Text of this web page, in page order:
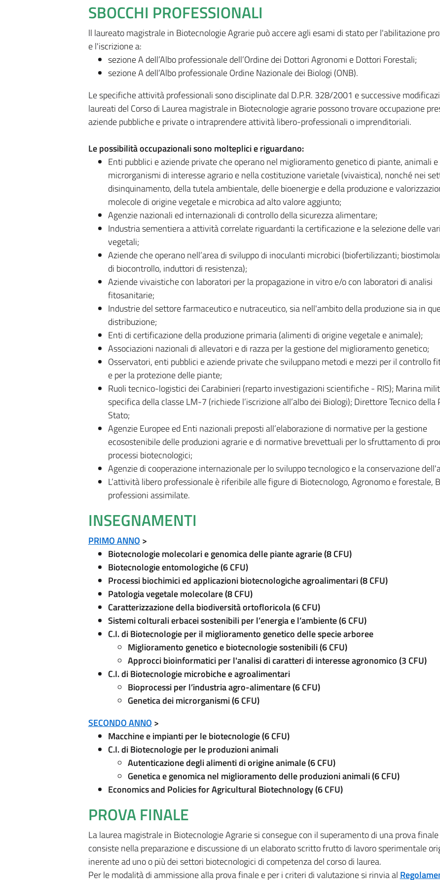
SBOCCHI PROFESSIONALI
ll laureato magistrale in Biotecnologie Agrarie può accere agli esami di stato per l'abilitazione
e l'iscrizione a:
sezione A dell’Albo professionale dell’Ordine dei Dottori Agronomi e Dottori Forestali;
sezione A dell’Albo professionale Ordine Nazionale dei Biologi (ONB).
Le specifiche attività professionali sono disciplinate dal D.P.R. 328/2001 e successive
laureati del Corso di Laurea magistrale in Biotecnologie agrarie possono trovare occupazione
aziende pubbliche e private o intraprendere attività libero-professionali o imprenditoriali.
Le possibilità occupazionali sono molteplici e riguardano:
Enti pubblici e aziende private che operano nel miglioramento genetico di piante, animali e
microrganismi di interesse agrario e nella costituzione varietale (vivaistica), nonché nei
disinquinamento, della tutela ambientale, delle bioenergie e della produzione e
molecole di origine vegetale e microbica ad alto valore aggiunto;
Agenzie nazionali ed internazionali di controllo della sicurezza alimentare;
Industria sementiera a attività correlate riguardanti la certificazione e la selezione delle
vegetali;
Aziende che operano nell’area di sviluppo di inoculanti microbici (biofertilizzanti;
di biocontrollo, induttori di resistenza);
Aziende vivaistiche con laboratori per la propagazione in vitro e/o con laboratori di analisi
fitosanitarie;
Industrie del settore farmaceutico e nutraceutico, sia nell'ambito della produzione sia in
distribuzione;
Enti di certificazione della produzione primaria (alimenti di origine vegetale e animale);
Associazioni nazionali di allevatori e di razza per la gestione del miglioramento genetico;
Osservatori, enti pubblici e aziende private che sviluppano metodi e mezzi per il controllo
e per la protezione delle piante;
Ruoli tecnico-logistici dei Carabinieri (reparto investigazioni scientifiche - RIS); Marina
specifica della classe LM-7 (richiede l’iscrizione all’albo dei Biologi); Direttore Tecnico della
Stato;
Agenzie Europee ed Enti nazionali preposti all’elaborazione di normative per la gestione
ecosostenibile delle produzioni agrarie e di normative brevettuali per lo sfruttamento di
processi biotecnologici;
Agenzie di cooperazione internazionale per lo sviluppo tecnologico e la conservazione
L’attività libero professionale è riferibile alle figure di Biotecnologo, Agronomo e forestale,
professioni assimilate.
INSEGNAMENTI
PRIMO ANNO>
Biotecnologie molecolari e genomica delle piante agrarie (8 CFU)
Biotecnologie entomologiche (6 CFU)
Processi biochimici ed applicazioni biotecnologiche agroalimentari (8 CFU)
Patologia vegetale molecolare (8 CFU)
Caratterizzazione della biodiversità ortofloricola (6 CFU)
Sistemi colturali erbacei sostenibili per l’energia e l’ambiente (6 CFU)
C.I. di Biotecnologie per il miglioramento genetico delle specie arboree
Miglioramento genetico e biotecnologie sostenibili (6 CFU)
Approcci bioinformatici per l'analisi di caratteri di interesse agronomico (3 CFU)
C.I. di Biotecnologie microbiche e agroalimentari
Bioprocessi per l’industria agro-alimentare (6 CFU)
Genetica dei microrganismi (6 CFU)
SECONDO ANNO>
Macchine e impianti per le biotecnologie (6 CFU)
C.I. di Biotecnologie per le produzioni animali
Autenticazione degli alimenti di origine animale (6 CFU)
Genetica e genomica nel miglioramento delle produzioni animali(6 CFU)
Economics and Policies for Agricultural Biotechnology (6 CFU)
PROVA FINALE
La laurea magistrale in Biotecnologie Agrarie si consegue con il superamento di una prova
consiste nella preparazione e discussione di un elaborato scritto frutto di lavoro sperimentale
inerente ad uno o più dei settori biotecnologici di competenza del corso di laurea.
Per le modalità di ammissione alla prova finale e per i criteri di valutazione si rinvia al